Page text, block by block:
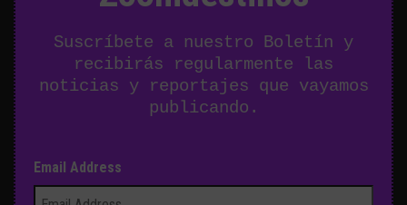
Suscríbete a nuestro Boletín y
recibirás regularmente las
noticias y reportajes que vayamos
publicando.
Email Address